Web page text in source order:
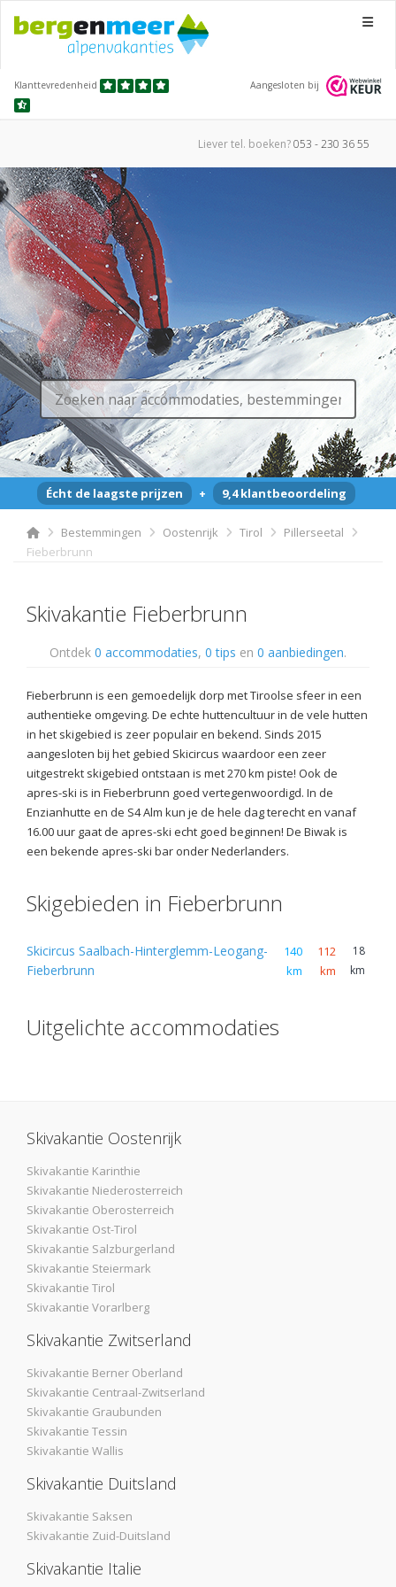
Menu
Klanttevredenheid Aangesloten bij
Liever tel. boeken?053 - 230 36 55
Écht de laagste prijzen + 9,4 klantbeoordeling
Bestemmingen Oostenrijk Tirol
Pillerseetal
Fieberbrunn
Skivakantie Fieberbrunn
Ontdek 0 accommodaties, 0 tips en 0 aanbiedingen.
Fieberbrunn is een gemoedelijk dorp met Tiroolse sfeer in een
authentieke omgeving. De echte huttencultuur in de vele hutten
in het skigebied is zeer populair en bekend. Sinds 2015
aangesloten bij het gebied Skicircus waardoor een zeer
uitgestrekt skigebied ontstaan is met 270 km piste! Ook de
apres-ski is in Fieberbrunn goed vertegenwoordigd. In de
Enzianhutte en de S4 Alm kun je de hele dag terecht en vanaf
16.00 uur gaat de apres-ski echt goed beginnen! De Biwak is
een bekende apres-ski bar onder Nederlanders.
Skigebieden in Fieberbrunn
Skicircus Saalbach-Hinterglemm-Leogang-
Fieberbrunn
140
km
112
km
18
km
Uitgelichte accommodaties
Skivakantie Oostenrijk
Skivakantie Karinthie
Skivakantie Niederosterreich
Skivakantie Oberosterreich
Skivakantie Ost-Tirol
Skivakantie Salzburgerland
Skivakantie Steiermark
Skivakantie Tirol
Skivakantie Vorarlberg
Skivakantie Zwitserland
Skivakantie Berner Oberland
Skivakantie Centraal-Zwitserland
Skivakantie Graubunden
Skivakantie Tessin
Skivakantie Wallis
Skivakantie Duitsland
Skivakantie Saksen
Skivakantie Zuid-Duitsland
Skivakantie Italie